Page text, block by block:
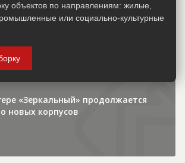
«Зеркальный» продолжается
новых корпусов
объектов по направлениям: жилые,
или социально-культурные